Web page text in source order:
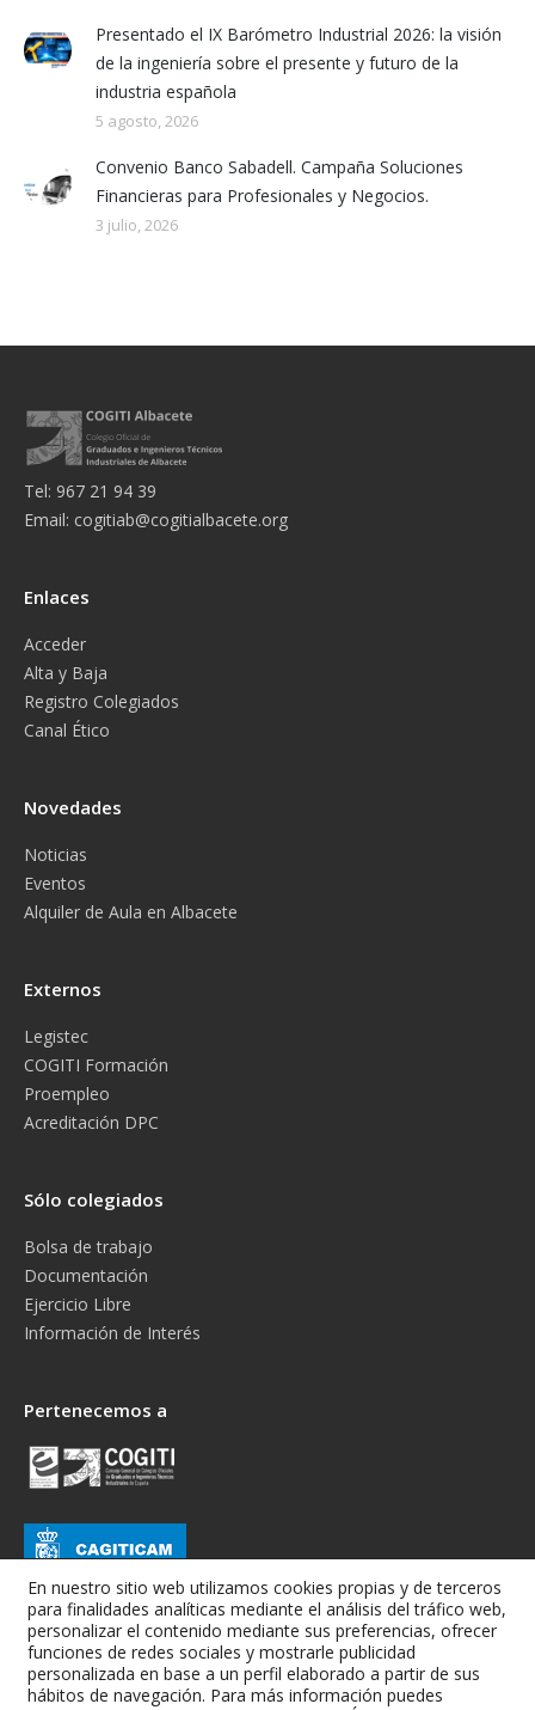
Presentado el IX Barómetro Industrial 2026: la visión
de la ingeniería sobre el presente y futuro de la
industria española
5 agosto, 2026
Convenio Banco Sabadell. Campaña Soluciones
Financieras para Profesionales y Negocios.
3 julio, 2026
Tel: 967 21 94 39
Email: cogitiab@cogitialbacete.org
Enlaces
Acceder
Alta y Baja
Registro Colegiados
Canal Ético
Novedades
Noticias
Eventos
Alquiler de Aula en Albacete
Externos
Legistec
COGITI Formación
Proempleo
Acreditación DPC
Sólo colegiados
Bolsa de trabajo
Documentación
Ejercicio Libre
Información de Interés
Pertenecemos a
En nuestro sitio web utilizamos cookies propias y de terceros
para finalidades analíticas mediante el análisis del tráfico web,
personalizar el contenido mediante sus preferencias, ofrecer
funciones de redes sociales y mostrarle publicidad
personalizada en base a un perfil elaborado a partir de sus
hábitos de navegación. Para más información puedes